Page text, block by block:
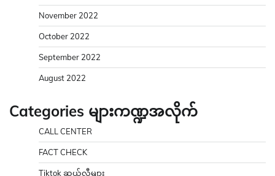
November 2022
October 2022
September 2022
August 2022
Categories များကဏ္ဍအလိုက်
CALL CENTER
FACT CHECK
Tiktok ဆယ်လီများ